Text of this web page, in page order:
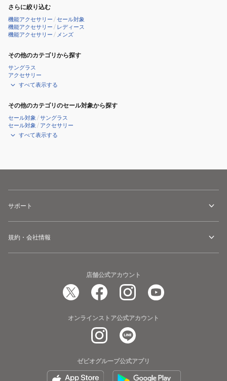
さらに絞り込む
機能アクセサリー /セール対象
機能アクセサリー / レディース
機能アクセサリー / メンズ
その他のカテゴリから探す
サングラス
アクセサリー
すべて表示する
その他のカテゴリのセール対象から探す
セール対象 /サングラス
セール対象 / アクセサリー
すべて表示する
サポート
規約・会社情報
店舗公式アカウント
オンラインストア公式アカウント
ゼビオグループ公式アプリ